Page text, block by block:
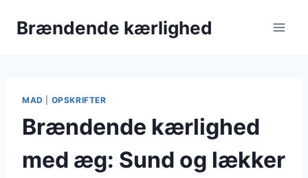
Brændende kærlighed
MAD OPSKRIFTER
Brændende kærlighed
med æg: Sund og lækker